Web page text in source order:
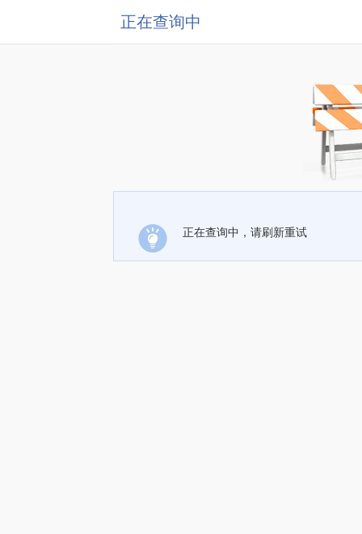
正在查询中
正在查询中，请刷新重试